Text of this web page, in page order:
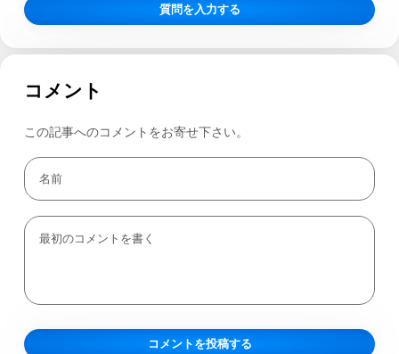
質問を入力する
コメント
この記事へのコメントをお寄せ下さい。